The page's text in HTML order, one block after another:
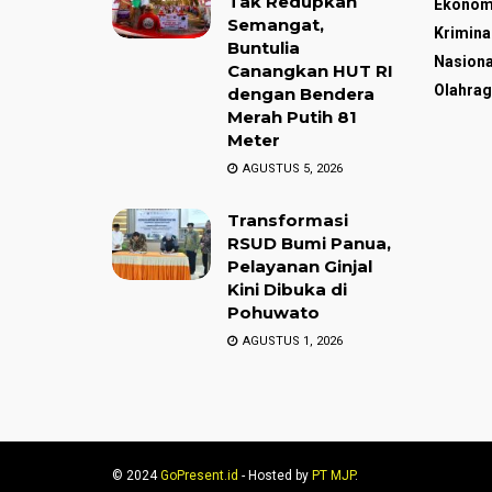
Semangat,
Buntulia
Canangkan HUT RI
dengan Bendera
Merah Putih 81
Meter
AGUSTUS 5, 2026
Transformasi
RSUD Bumi Panua,
Pelayanan Ginjal
Kini Dibuka di
Pohuwato
AGUSTUS 1, 2026
© 2024GoPresent.id - Hosted by PT MJP.